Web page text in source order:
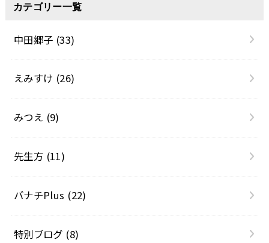
カテゴリー一覧
中田郷子 (33)
えみすけ (26)
みつえ (9)
先生方 (11)
バナチPlus (22)
特別ブログ (8)